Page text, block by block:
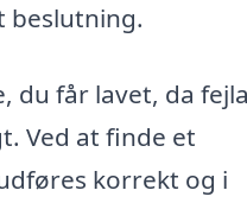
beslutning.
du får lavet, da
Ved at finde et
korrekt og i